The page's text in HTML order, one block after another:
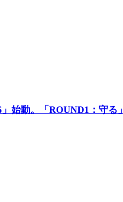
始動。「ROUND1：守る